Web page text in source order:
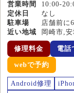
営業時間
10:00-
定休日
なし
駐車場
店舗前に
近い地域
岡崎市,
修理料金 電話
webで予約
Android修理